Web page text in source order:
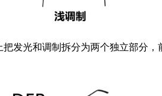
发光和调制拆分为两个独立部分，